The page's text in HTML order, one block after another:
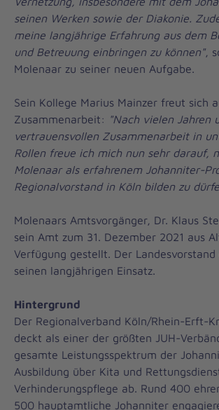
seinen Werken sowie der Diakonie.
meine langjährige Erfahrung aus dem
und Betreuung einbringen zu können",
Molenaar zu seiner neuen Aufgabe.
Sein Kollege Marius Mainzer freut sich
Zusammenarbeit: "Nach vielen Jahren
vertrauensvollen Zusammenarbeit in
Rollen freue ich mich nun sehr darauf,
Molenaar als erfahrenem Johanniter-
Regionalvorstand in Köln bilden zu
Molenaars Amtsvorgänger, Dr. Klaus
sein Amt zum 31. Dezember 2021 aus
Verfügung gestellt. Der
seinen langjährigen Einsatz.
Hintergrund
Der Regionalverband Köln/Rhein-Erft-
deckt als einer der größten JUH-
gesamte Leistungsspektrum der
Ausbildung über Kita und
Verhinderungspflege ab. Rund 400
500 hauptamtliche Johanniter